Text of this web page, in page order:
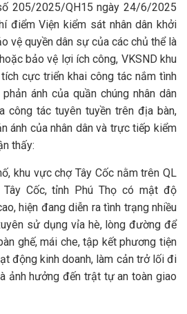
205/2025/QH15 ngày 24/6/2025
điểm Viện kiểm sát nhân dân khởi
vệ quyền dân sự của các chủ thể là
bảo vệ lợi ích công, VKSND khu
cực triển khai công tác nắm tình
ánh của quần chúng nhân dân
công tác tuyên tuyền trên địa bàn,
ánh của nhân dân và trực tiếp kiểm
thấy:
khu vực chợ Tây Cốc nằm trên QL
Cốc, tỉnh Phú Thọ có mật độ
hiện đang diễn ra tình trạng nhiều
sử dụng vỉa hè, lòng đường để
ghế, mái che, tập kết phương tiện
động kinh doanh, làm cản trở lối đi
ảnh hưởng đến trật tự an toàn giao